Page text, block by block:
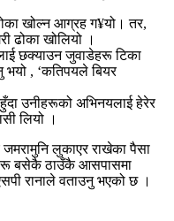
खोल्न आग्रह ग¥यो। तर,
ढोका खोलियो ।
छक्याउन जुवाडेहरू टिका
भयो , ‘कतिपयले बियर
उनीहरूको अभिनयलाई हेरेर
लियो ।
लुकाएर राखेका पैसा
बसेकै ठाउँकै आसपासमा
रानाले वताउनु भएको छ ।